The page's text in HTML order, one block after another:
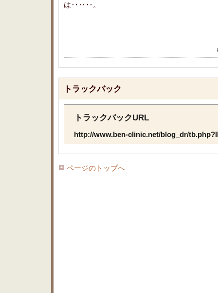
は‥‥‥。
トラックバック
トラックバックURL
http://www.ben-clinic.net/blog_dr/
ページのトップへ